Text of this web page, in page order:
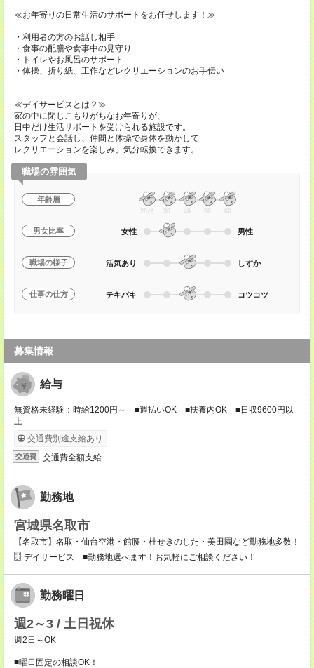
≪お年寄りの日常生活のサポートをお任せします！≫
・利用者の方のお話し相手
・食事の配膳や食事中の見守り
・トイレやお風呂のサポート
・体操、折り紙、工作などレクリエーションのお手伝い
≪デイサービスとは？≫
家の中に閉じこもりがちなお年寄りが、
日中だけ生活サポートを受けられる施設です。
スタッフと会話し、仲間と体操で身体を動かして
レクリエーションを楽しみ、気分転換できます。
職場の雰囲気
年齢層
20代 30 40 50 60
男女比率 女性 男性
職場の様子 活気あり しずか
仕事の仕方 テキパキ コツコツ
募集情報
給与
無資格未経験：時給1200円～ ■週払いOK ■扶養内OK ■日収9600円以
上
交通費別途支給あり
交通費 交通費全額支給
勤務地
宮城県名取市
【名取市】名取・仙台空港・館腰・杜せきのした・美田園など勤務地多数！
デイサービス ■勤務地選べます！お気軽にご相談ください！
勤務曜日
週2～3 / 土日祝休
週2日～OK
■曜日固定の相談OK！